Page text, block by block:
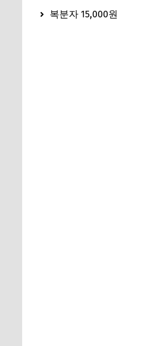
복분자 15,000원